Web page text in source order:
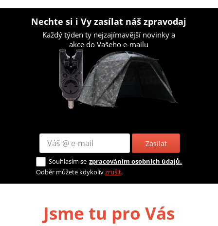
Nechte si i Vy zasílat náš zpravodaj
Každý týden ty nejzajímavější novinky a
akce do Vašeho e-mailu
Zasílat
Souhlasím se zpracováním osobních údajů.
Odběr můžete kdykolivzrušit.
Jsme tu pro Vás